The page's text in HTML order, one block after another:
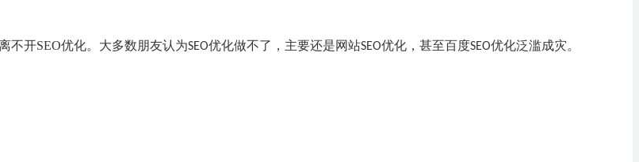
不开SEO优化。大多数朋友认为SEO优化做不了，主要还是网站SEO优化，甚至百度SEO优化泛滥成灾。